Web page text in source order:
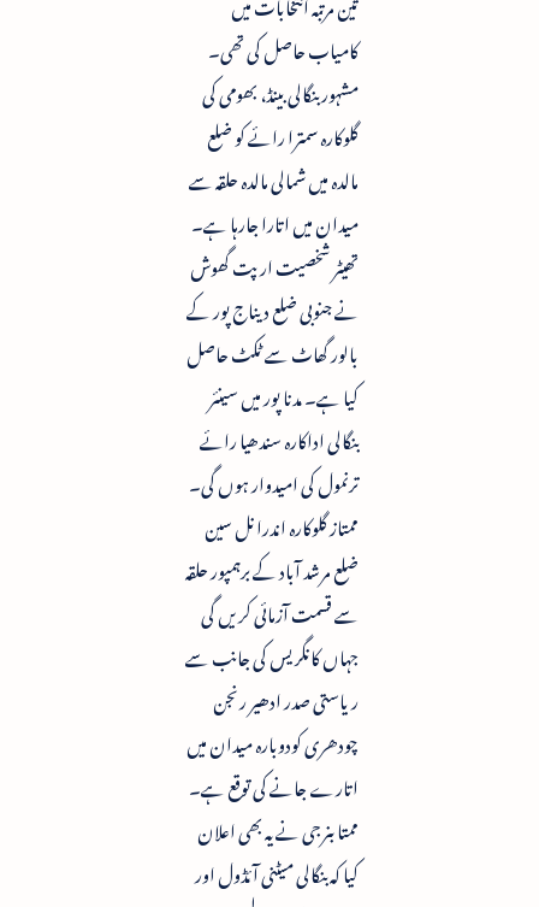
کامیاب حاصل کی تھی۔
مشہور بنگالی بینڈ، بھومی کی
گلوکارہ سمترا رائے کو ضلع
مالدہ میں شمالی مالدہ حلقہ سے
میدان میں اتارا جارہا ہے۔
تھیٹر شخصیت ارپت گھوش
نے جنوبی ضلع دیناج پور کے
بالور گھاٹ سے ٹکٹ حاصل
کیا ہے۔ مدنا پور میں سینئر
بنگالی اداکارہ سندھیا رائے
ترنمول کی امیدوار ہوں گی۔
ممتاز گلوکارہ اندرانل سین
ضلع مرشد آباد کے برہمپور حلقہ
سے قسمت آزمائی کریں گی
جہاں کانگریس کی جانب سے
ریاستی صدر ادھیر رنجن
چودھری کودوبارہ میدان میں
اتارے جانے کی توقع ہے۔
ممتا بنرجی نے یہ بھی اعلان
کیا کہ بنگالی میٹنی آئڈول اور